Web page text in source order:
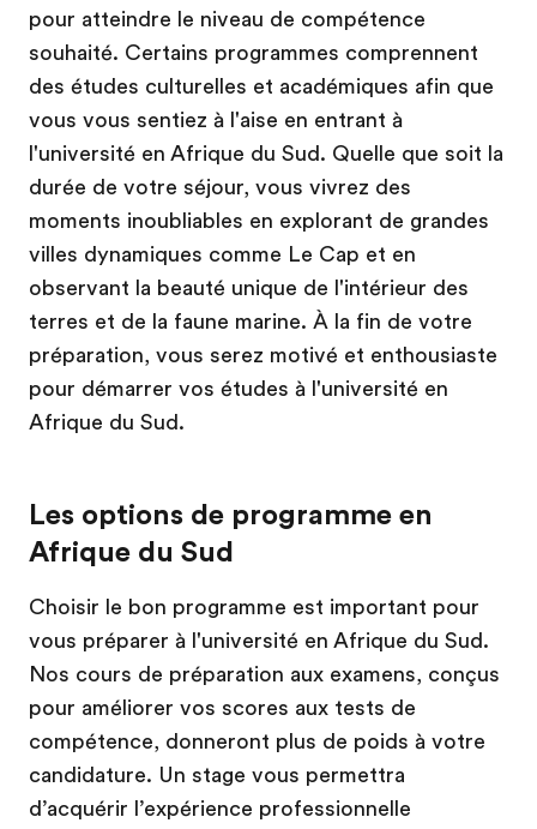
pour atteindre le niveau de compétence
souhaité. Certains programmes comprennent
des études culturelles et académiques afin que
vous vous sentiez à l'aise en entrant à
l'université en Afrique du Sud. Quelle que soit la
durée de votre séjour, vous vivrez des
moments inoubliables en explorant de grandes
villes dynamiques comme Le Cap et en
observant la beauté unique de l'intérieur des
terres et de la faune marine. À la fin de votre
préparation, vous serez motivé et enthousiaste
pour démarrer vos études à l'université en
Afrique du Sud.
Les options de programme en
Afrique du Sud
Choisir le bon programme est important pour
vous préparer à l'université en Afrique du Sud.
Nos cours de préparation aux examens, conçus
pour améliorer vos scores aux tests de
compétence, donneront plus de poids à votre
candidature. Un stage vous permettra
d’acquérir l’expérience professionnelle